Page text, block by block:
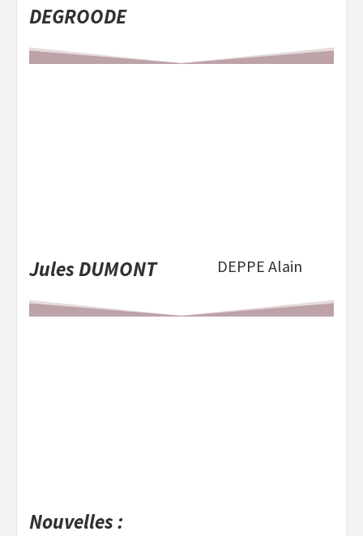
DEGROODE
Jules DUMONT DEPPE Alain
Nouvelles :